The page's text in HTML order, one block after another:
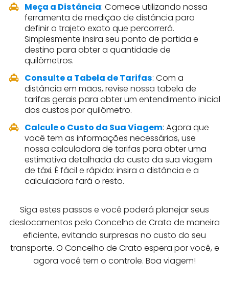
Meça a Distância: Comece utilizando nossa
ferramenta de medição de distância para
definir o trajeto exato que percorrerá.
Simplesmente insira seu ponto de partida e
destino para obter a quantidade de
quilômetros.
Consulte a Tabela de Tarifas: Com a
distância em mãos, revise nossa tabela de
tarifas gerais para obter um entendimento inicial
dos custos por quilômetro.
Calcule o Custo da Sua Viagem: Agora que
você tem as informações necessárias, use
nossa calculadora de tarifas para obter uma
estimativa detalhada do custo da sua viagem
de táxi. É fácil e rápido: insira a distância e a
calculadora fará o resto.
Siga estes passos e você poderá planejar seus
deslocamentos pelo Concelho de Crato de maneira
eficiente, evitando surpresas no custo do seu
transporte. O Concelho de Crato espera por você, e
agora você tem o controle. Boa viagem!